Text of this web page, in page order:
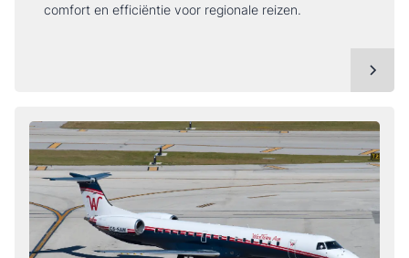
comfort en efficiëntie voor regionale reizen.